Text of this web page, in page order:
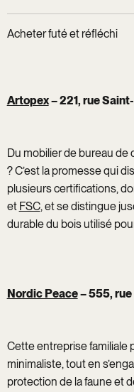
Acheter futé et réfléchi
Artopex– 221, rue
Du mobilier de bureau de
? C’est la promesse qui
plusieurs certifications,
et FSC, et se distingue
durable du bois utilisé
Nordic Peace– 555, rue
Cette entreprise familiale
minimaliste, tout en
protection de la faune et